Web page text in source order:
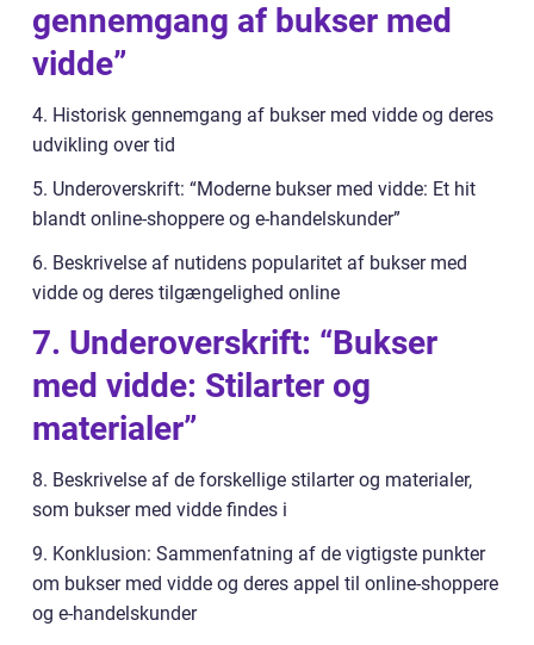
gennemgang af bukser med
vidde”
4. Historisk gennemgang af bukser med vidde og deres
udvikling over tid
5. Underoverskrift: “Moderne bukser med vidde: Et hit
blandt online-shoppere og e-handelskunder”
6. Beskrivelse af nutidens popularitet af bukser med
vidde og deres tilgængelighed online
7. Underoverskrift: “Bukser
med vidde: Stilarter og
materialer”
8. Beskrivelse af de forskellige stilarter og materialer,
som bukser med vidde findes i
9. Konklusion: Sammenfatning af de vigtigste punkter
om bukser med vidde og deres appel til online-shoppere
og e-handelskunder